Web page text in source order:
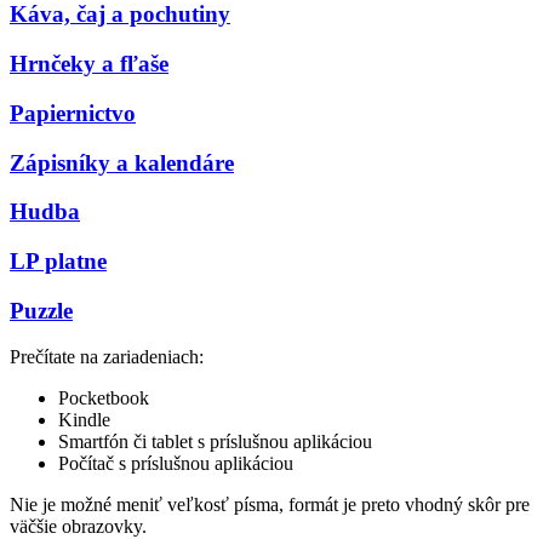
Káva, čaj a pochutiny
Hrnčeky a fľaše
Papiernictvo
Zápisníky a kalendáre
Hudba
LP platne
Puzzle
Prečítate na zariadeniach:
Pocketbook
Kindle
Smartfón či tablet s príslušnou aplikáciou
Počítač s príslušnou aplikáciou
Nie je možné meniť veľkosť písma, formát je preto vhodný skôr pre
väčšie obrazovky.